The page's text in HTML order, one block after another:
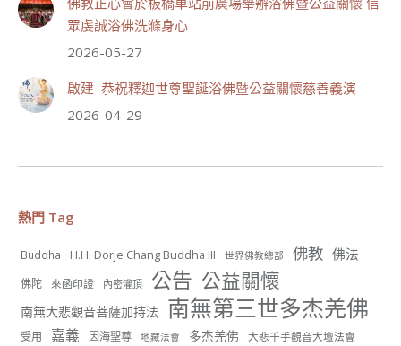
53 27 則留言
July 19, 2026, 1:38 AM
觀看更多
分享
眾虔誠浴佛洗滌身心
2026-05-27
啟建 恭祝釋迦世尊聖誕浴佛暨公益關懷慈善義演
2026-04-29
熱門 Tag
Buddha H.H. Dorje Chang Buddha III 世界佛教總部 佛教 佛法
佛陀 來函印證 內密灌頂 公告 公益關懷
南無大悲觀音菩薩加持法 南無第三世多杰羌佛
受用 嘉義 因海聖尊 地藏法會 多杰羌佛 大悲千手觀音大壇法會